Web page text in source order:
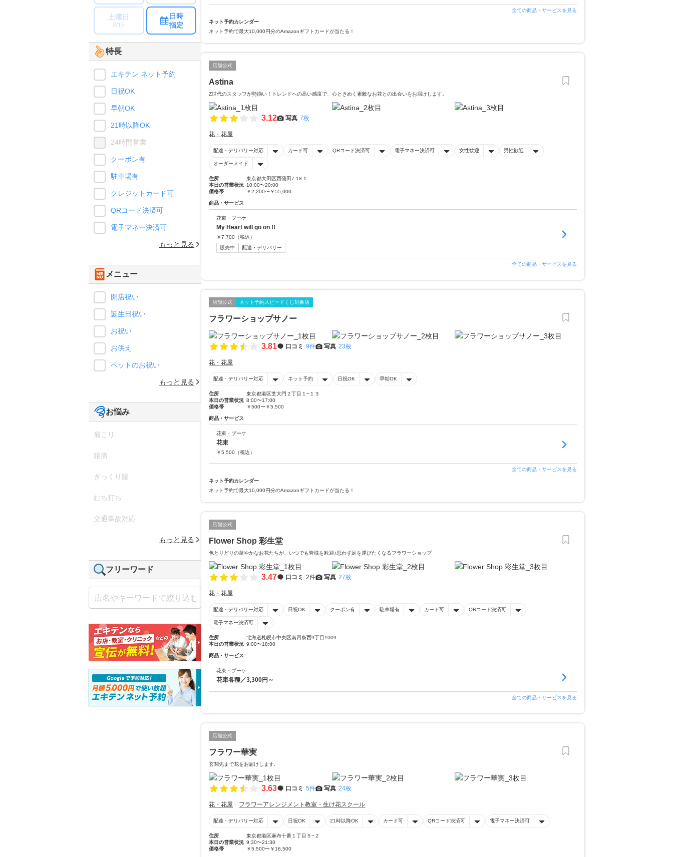
全ての商品・サービスを見る
ネット予約カレンダー
ネット予約で最大10,000円分のAmazonギフトカードが当たる！
店舗公式
Astina
Z世代のスタッフが勢揃い！トレンドへの高い感度で、心ときめく素敵なお花との出会いをお届けします。
3.12 写真 7枚
花・花屋
配達・デリバリー対応 カード可 QRコード決済可 電子マネー決済可 女性歓迎 男性歓迎
オーダーメイド
住所
東京都大田区西蒲田7-18-1
本日の営業状況 10:00〜20:00
価格帯
￥2,200〜￥55,000
商品・サービス
花束・ブーケ
My Heart will go on !!
￥7,700 （税込）
販売中
配達・デリバリー
全ての商品・サービスを見る
店舗公式 ネット予約スピードくじ対象店
フラワーショップサノー
3.81 口コミ 9件 写真 23枚
花・花屋
配達・デリバリー対応 ネット予約 日祝OK 早朝OK
住所
東京都港区芝大門２丁目１−１３
本日の営業状況 8:00〜17:00
価格帯
￥500〜￥5,500
商品・サービス
花束・ブーケ
花束
￥5,500 （税込）
全ての商品・サービスを見る
ネット予約カレンダー
ネット予約で最大10,000円分のAmazonギフトカードが当たる！
店舗公式
Flower Shop 彩生堂
色とりどりの華やかなお花たちが、いつでも皆様を歓迎♪思わず足を運びたくなるフラワーショップ
3.47 口コミ 2件 写真 27枚
花・花屋
配達・デリバリー対応 日祝OK クーポン有 駐車場有 カード可 QRコード決済可
電子マネー決済可
住所
北海道札幌市中央区南四条西9丁目1009
本日の営業状況 9:00〜18:00
商品・サービス
花束・ブーケ
花束各種／3,300円～
全ての商品・サービスを見る
店舗公式
フラワー華実
玄関先まで花をお届けします.
3.63 口コミ 5件 写真 24枚
花・花屋 フラワーアレンジメント教室・生け花スクール
配達・デリバリー対応 日祝OK 21時以降OK カード可 QRコード決済可 電子マネー決済可
住所
東京都港区麻布十番１丁目５−２
本日の営業状況 9:30〜21:30
価格帯
￥5,500〜￥16,500
土曜日
8/15
日時
指定
特長
エキテン ネット予約
日祝OK
早朝OK
21時以降OK
24時間営業
クーポン有
駐車場有
クレジットカード可
QRコード決済可
電子マネー決済可
もっと見る
メニュー
開店祝い
誕生日祝い
お祝い
お供え
ペットのお祝い
もっと見る
お悩み
肩こり
腰痛
ぎっくり腰
むち打ち
交通事故対応
もっと見る
フリーワード